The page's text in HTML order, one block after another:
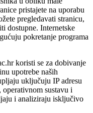
pristajete na uporabu
pregledavati stranicu,
dostupne. Internetske
pokretanje programa
koristi se za dobivanje
upotrebe naših
uključuju IP adresu
sustavu i
i analiziraju isključivo